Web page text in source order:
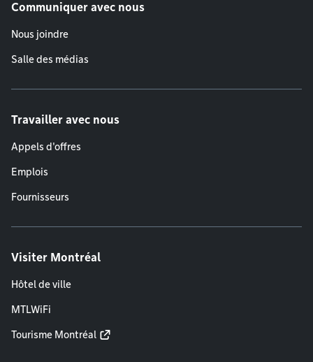
Communiquer avec nous
Nous joindre
Salle des médias
Travailler avec nous
Appels d'offres
Emplois
Fournisseurs
Visiter Montréal
Hôtel de ville
MTLWiFi
Tourisme Montréal